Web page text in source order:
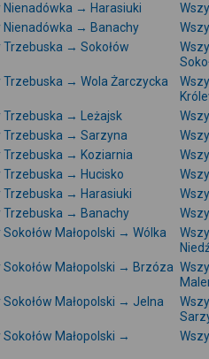
Nienadówka → Harasiuki
Nienadówka → Banachy
→ Sokołów
→ Wola Żarczycka
Trzebuska → Leżajsk
Trzebuska → Sarzyna
Trzebuska → Koziarnia
Trzebuska → Hucisko
Trzebuska → Harasiuki
Trzebuska → Banachy
Małopolski → Wólka
Małopolski → Brzóza
Małopolski → Jelna
Małopolski →